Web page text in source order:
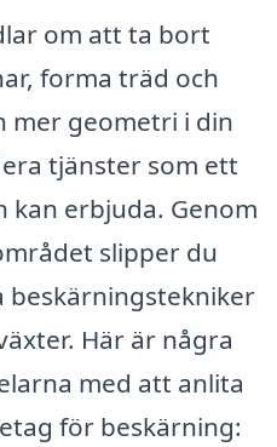
om att ta bort
forma träd och
mer geometri i din
tjänster som ett
kan erbjuda. Genom
slipper du
Här är några
med att anlita
för beskärning: